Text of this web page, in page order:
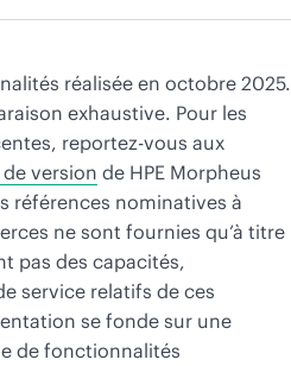
réalisée en octobre 2025.
exhaustive. Pour les
reportez-vous aux
version de HPE Morpheus
références nominatives à
ne sont fournies qu’à titre
pas des capacités,
service relatifs de ces
se fonde sur une
de fonctionnalités